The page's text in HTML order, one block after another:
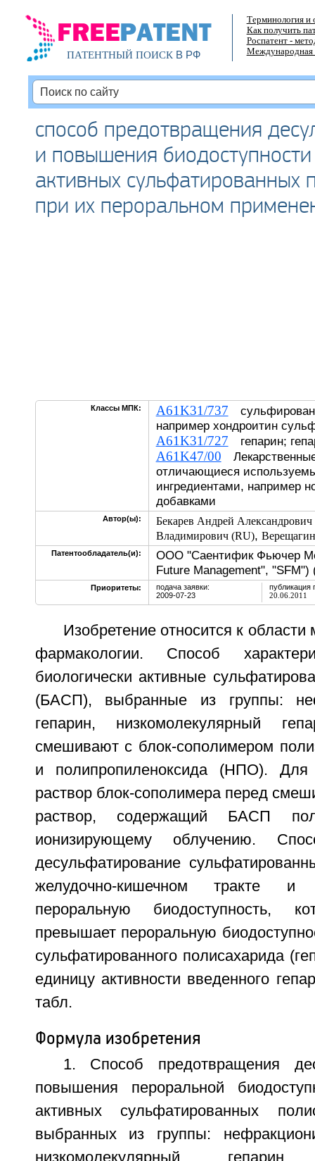
ПАТЕНТНЫЙ ПОИСКВ РФ
Терминология и
Как получить
Роспатент -
Международная
способ предотвращения
и повышения
активных сульфатированных
при их пероральном
Классы МПК: A61K31/737
например хондроитин
A61K31/727 гепарин;
A61K47/00
отличающиеся
ингредиентами, например
добавками
Автор(ы):
Бекарев Андрей
Владимирович (RU),
Патентообладатель(и):
ООО "Саентифик Фьючер
Future Management", "SFM")
Приоритеты:
подача заявки:
2009-07-23
публикация
20.06.2011
Изобретение относится к
фармакологии. Способ
биологически активные
(БАСП), выбранные из группы:
гепарин, низкомолекулярный
смешивают с блок-сополимером
и полипропиленоксида (НПО). Для
раствор блок-сополимера перед
раствор, содержащий БАСП
ионизирующему облучению.
десульфатирование
желудочно-кишечном тракте и
пероральную биодоступность,
превышает пероральную
сульфатированного полисахарида
единицу активности введенного
табл.
Формула изобретения
1. Способ предотвращения
повышения пероральной
активных сульфатированных
выбранных из группы:
низкомолекулярный